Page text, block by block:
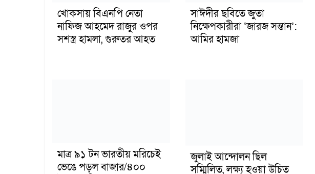
খোকসায় বিএনপি নেতা
নাফিজ আহমেদ রাজুর ওপর
সশস্ত্র হামলা, গুরুতর আহত
সাঈদীর ছবিতে জুতা
নিক্ষেপকারীরা ‘জারজ সন্তান’:
আমির হামজা
মাত্র ৯১ টন ভারতীয় মরিচেই
ভেঙে পড়ল বাজার/৪০০
জুলাই আন্দোলন ছিল
সম্মিলিত, লক্ষ্য হওয়া উচিত